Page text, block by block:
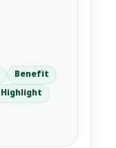
Benefit
Highlight